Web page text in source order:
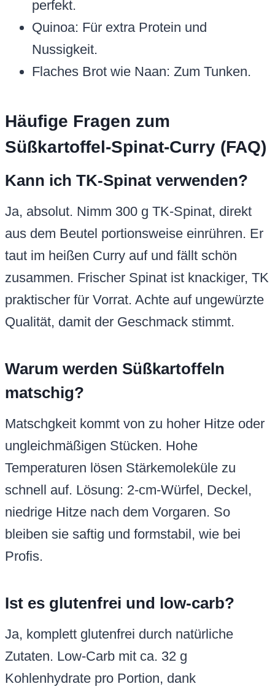
perfekt.
Quinoa: Für extra Protein und
Nussigkeit.
Flaches Brot wie Naan: Zum Tunken.
Häufige Fragen zum
Süßkartoffel-Spinat-Curry (FAQ)
Kann ich TK-Spinat verwenden?
Ja, absolut. Nimm 300 g TK-Spinat, direkt
aus dem Beutel portionsweise einrühren. Er
taut im heißen Curry auf und fällt schön
zusammen. Frischer Spinat ist knackiger, TK
praktischer für Vorrat. Achte auf ungewürzte
Qualität, damit der Geschmack stimmt.
Warum werden Süßkartoffeln
matschig?
Matschgkeit kommt von zu hoher Hitze oder
ungleichmäßigen Stücken. Hohe
Temperaturen lösen Stärkemoleküle zu
schnell auf. Lösung: 2-cm-Würfel, Deckel,
niedrige Hitze nach dem Vorgaren. So
bleiben sie saftig und formstabil, wie bei
Profis.
Ist es glutenfrei und low-carb?
Ja, komplett glutenfrei durch natürliche
Zutaten. Low-Carb mit ca. 32 g
Kohlenhydrate pro Portion, dank